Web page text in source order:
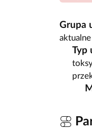
Grupa
Typ